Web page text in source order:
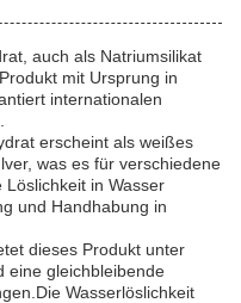
auch als Natriumsilikat
mit Ursprung in
internationalen
erscheint als weißes
was es für verschiedene
in Wasser
und Handhabung in
dieses Produkt unter
eine gleichbleibende
Wasserlöslichkeit